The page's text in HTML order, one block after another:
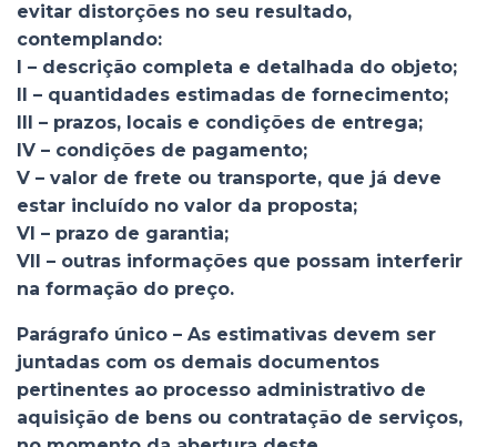
evitar distorções no seu resultado,
contemplando:
I – descrição completa e detalhada do objeto;
II – quantidades estimadas de fornecimento;
III – prazos, locais e condições de entrega;
IV – condições de pagamento;
V – valor de frete ou transporte, que já deve
estar incluído no valor da proposta;
VI – prazo de garantia;
VII – outras informações que possam interferir
na formação do preço.
Parágrafo único – As estimativas devem ser
juntadas com os demais documentos
pertinentes ao processo administrativo de
aquisição de bens ou contratação de serviços,